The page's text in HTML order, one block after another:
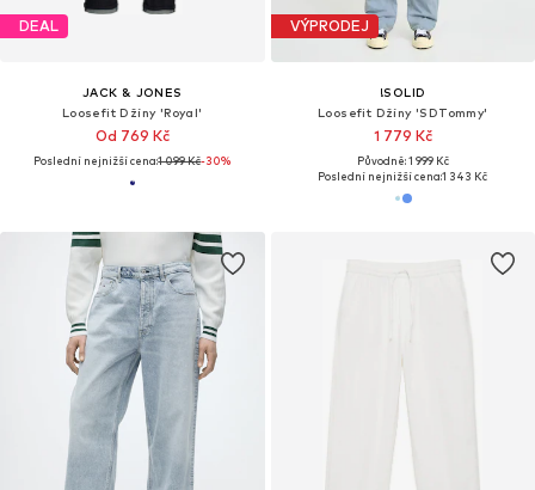
DEAL
JACK & JONES
Loosefit Džíny 'Royal'
Od 769 Kč
Poslední nejnižší cena:1 099 Kč-30%
VÝPRODEJ
!SOLID
Loosefit Džíny 'SDTommy'
1 779 Kč
Původně: 1 999 Kč
Poslední nejnižší cena:1 343 Kč